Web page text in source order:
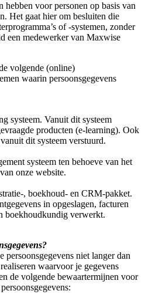
voor personen op basis van
Het gaat hier om besluiten die
of -systemen, zonder
een medewerker van Maxwise
volgende (online)
waarin persoonsgegevens
systeem. Vanuit dit systeem
producten (e-learning). Ook
dit systeem verstuurd.
systeem ten behoeve van het
onze website.
, boekhoud- en CRM-pakket.
in opgeslagen, facturen
boekhoudkundig verwerkt.
niet langer dan
waarvoor je gegevens
de volgende bewaartermijnen voor